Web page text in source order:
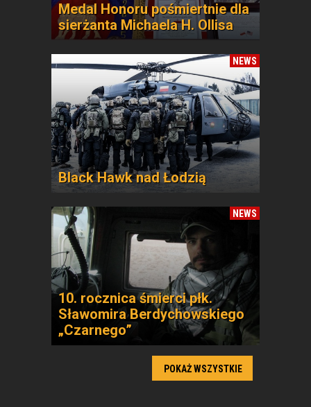
Medal Honoru pośmiertnie dla
sierżanta Michaela H. Ollisa
NEWS
Black Hawk nad Łodzią
NEWS
10. rocznica śmierci płk.
Sławomira Berdychowskiego
„Czarnego”
POKAŻ WSZYSTKIE